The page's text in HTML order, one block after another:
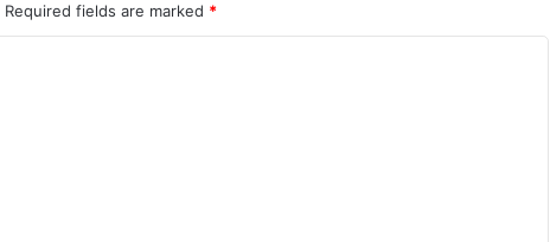
रायपुर के पुलिस उपायुक्त, अतिरिक्त पुलिस उपायुक्त
Required fields are marked *